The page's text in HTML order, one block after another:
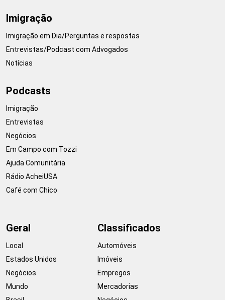
Imigração
Imigração em Dia/Perguntas e respostas
Entrevistas/Podcast com Advogados
Notícias
Podcasts
Imigração
Entrevistas
Negócios
Em Campo com Tozzi
Ajuda Comunitária
Rádio AcheiUSA
Café com Chico
Geral
Local
Estados Unidos
Negócios
Mundo
Classificados
Automóveis
Imóveis
Empregos
Mercadorias